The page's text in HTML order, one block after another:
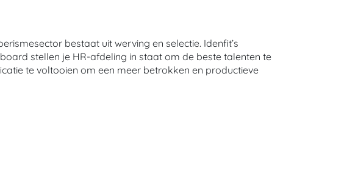
bestaat uit werving en selectie. Idenfit’s
stellen je HR-afdeling in staat om de beste talenten te
te voltooien om een meer betrokken en productieve